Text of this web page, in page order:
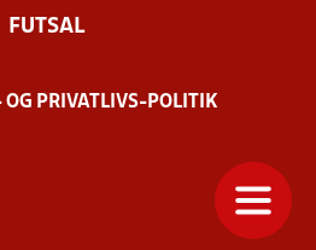
FUTSAL
OG PRIVATLIVS-POLITIK